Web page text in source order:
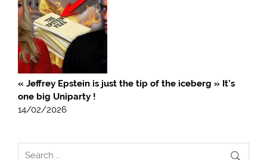
« Jeffrey Epstein is just the tip of the iceberg » It’s
one big Uniparty !
14/02/2026